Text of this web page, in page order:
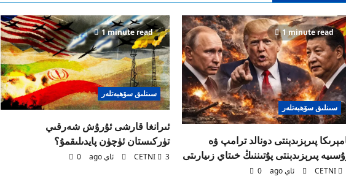
1 minute read
سىنلىق سۆھبەتلەر
پىرېزىدېنتى دونالد ترامپ ۋە
پىرېزىدېنتى پۇتىننىڭ خىتاي زىيارىتى
CETNI
0
1 minute read
سىنلىق سۆھبەتلەر
ئىرانغا قارشى ئۇرۇش شەرقىي
تۈركىستان ئۈچۈن پايدىلىقمۇ؟
CETNI 3 ئاي ago 0